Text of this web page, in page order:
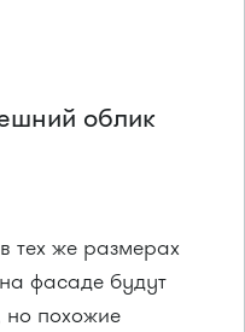
облик
тех же размерах
фасаде будут
но похожие